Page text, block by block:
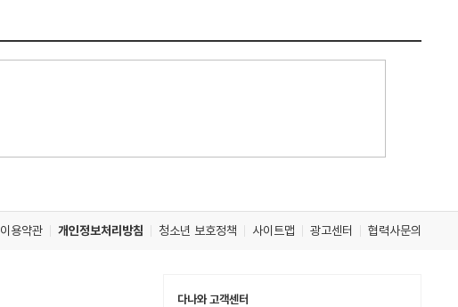
이용약관 개인정보처리방침 청소년 보호정책 사이트맵 광고센터 협력사문의
다나와 고객센터